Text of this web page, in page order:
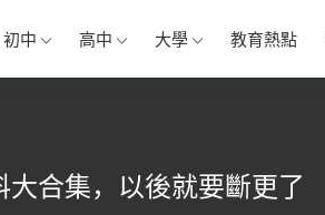
初中 高中 大學 教育熱點
合集，以後就要斷更了